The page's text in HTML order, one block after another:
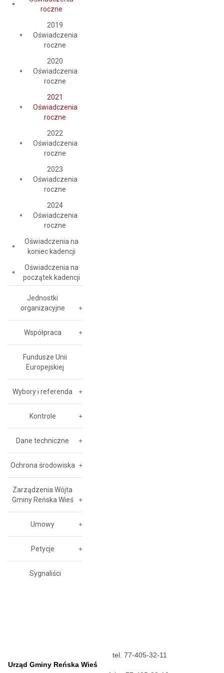
roczne
2019
Oświadczenia
roczne
2020
Oświadczenia
roczne
2021
Oświadczenia
roczne
2022
Oświadczenia
roczne
2023
Oświadczenia
roczne
2024
Oświadczenia
roczne
Oświadczenia na
koniec kadencji
Oświadczenia na
początek kadencji
Jednostki
organizacyjne
Współpraca
Fundusze Unii
Europejskiej
Wybory i referenda
Kontrole
Dane techniczne
Ochrona środowiska
Zarządzenia Wójta
Gminy Reńska Wieś
Umowy
Petycje
Sygnaliści
Urząd Gminy Reńska Wieś
tel. 77-405-32-11